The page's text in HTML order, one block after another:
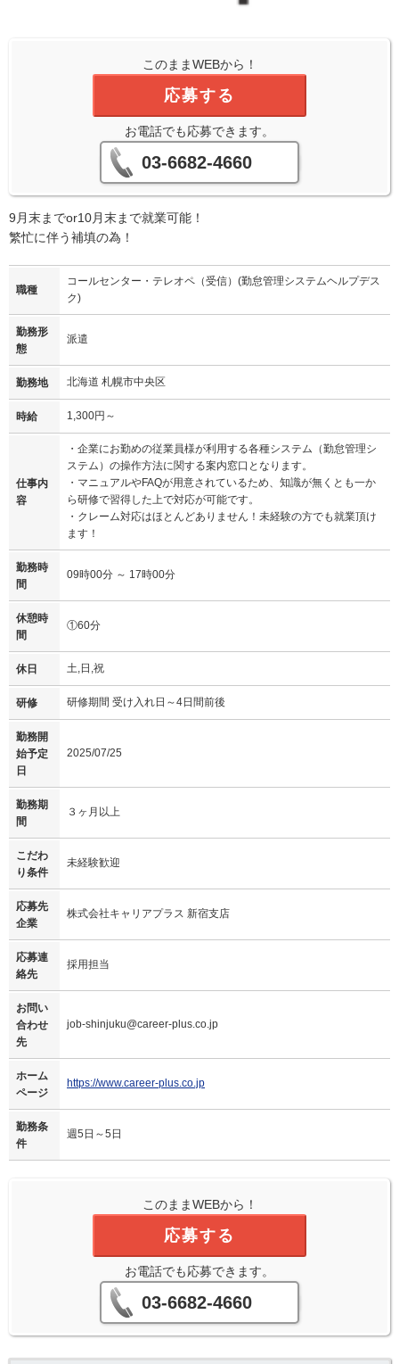
このままWEBから！
応募する
お電話でも応募できます。
03-6682-4660
9月末までor10月末まで就業可能！
繁忙に伴う補填の為！
職種
コールセンター・テレオペ（受信）(勤怠管理システムヘルプデス
ク)
勤務形
態
派遣
勤務地 北海道 札幌市中央区
時給 1,300円～
仕事内
容
・企業にお勤めの従業員様が利用する各種システム（勤怠管理シ
ステム）の操作方法に関する案内窓口となります。
・マニュアルやFAQが用意されているため、知識が無くとも一か
ら研修で習得した上で対応が可能です。
・クレーム対応はほとんどありません！未経験の方でも就業頂け
ます！
勤務時
間
09時00分 ～ 17時00分
休憩時
間
①60分
休日 土,日,祝
研修 研修期間 受け入れ日～4日間前後
勤務開
始予定
日
2025/07/25
勤務期
間
３ヶ月以上
こだわ
り条件
未経験歓迎
応募先
企業
株式会社キャリアプラス 新宿支店
応募連
絡先
採用担当
お問い
合わせ
先
job-shinjuku@career-plus.co.jp
ホーム
ページ
https://www.career-plus.co.jp
勤務条
件
週5日～5日
このままWEBから！
応募する
お電話でも応募できます。
03-6682-4660